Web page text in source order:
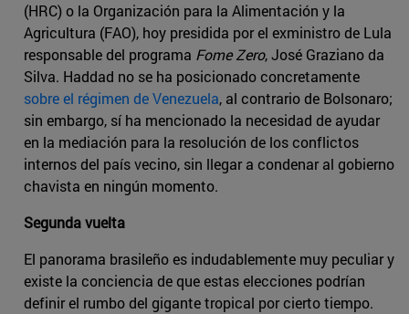
(HRC) o la Organización para la Alimentación y la
Agricultura (FAO), hoy presidida por el exministro de Lula
responsable del programa Fome Zero, José Graziano da
Silva. Haddad no se ha posicionado concretamente
sobre el régimen de Venezuela, al contrario de Bolsonaro;
sin embargo, sí ha mencionado la necesidad de ayudar
en la mediación para la resolución de los conflictos
internos del país vecino, sin llegar a condenar al gobierno
chavista en ningún momento.
Segunda vuelta
El panorama brasileño es indudablemente muy peculiar y
existe la conciencia de que estas elecciones podrían
definir el rumbo del gigante tropical por cierto tiempo.